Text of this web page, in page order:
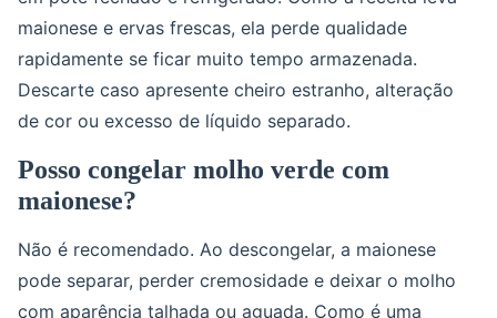
maionese e ervas frescas, ela perde qualidade
rapidamente se ficar muito tempo armazenada.
Descarte caso apresente cheiro estranho, alteração
de cor ou excesso de líquido separado.
Posso congelar molho verde com
maionese?
Não é recomendado. Ao descongelar, a maionese
pode separar, perder cremosidade e deixar o molho
com aparência talhada ou aguada. Como é uma